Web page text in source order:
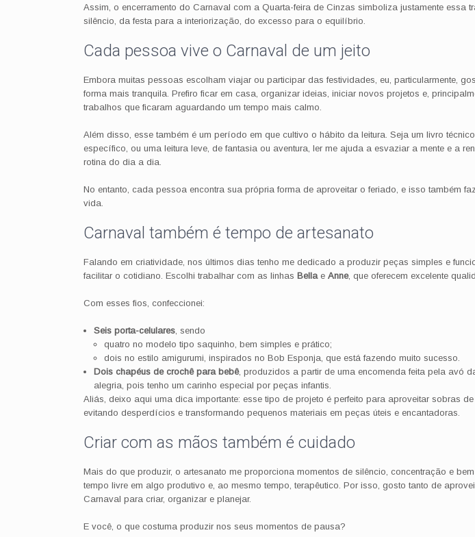
Assim, o encerramento do Carnaval com a Quarta-feira de Cinzas simboliza justamente essa
silêncio, da festa para a interiorização, do excesso para o equilíbrio.
Cada pessoa vive o Carnaval de um jeito
Embora muitas pessoas escolham viajar ou participar das festividades, eu, particularmente,
forma mais tranquila. Prefiro ficar em casa, organizar ideias, iniciar novos projetos e,
trabalhos que ficaram aguardando um tempo mais calmo.
Além disso, esse também é um período em que cultivo o hábito da leitura. Seja um livro
específico, ou uma leitura leve, de fantasia ou aventura, ler me ajuda a esvaziar a mente e a
rotina do dia a dia.
No entanto, cada pessoa encontra sua própria forma de aproveitar o feriado, e isso também
vida.
Carnaval também é tempo de artesanato
Falando em criatividade, nos últimos dias tenho me dedicado a produzir peças simples e
facilitar o cotidiano. Escolhi trabalhar com as linhas Bellae Anne, que oferecem excelente
Com esses fios, confeccionei:
Seis porta-celulares, sendo
quatro no modelo tipo saquinho, bem simples e prático;
dois no estilo amigurumi, inspirados no Bob Esponja, que está fazendo muito sucesso.
Dois chapéus de crochê para bebê, produzidos a partir de uma encomenda feita pela avó
alegria, pois tenho um carinho especial por peças infantis.
Aliás, deixo aqui uma dica importante: esse tipo de projeto é perfeito para aproveitar sobras
evitando desperdícios e transformando pequenos materiais em peças úteis e encantadoras.
Criar com as mãos também é cuidado
Mais do que produzir, o artesanato me proporciona momentos de silêncio, concentração e
tempo livre em algo produtivo e, ao mesmo tempo, terapêutico. Por isso, gosto tanto de
Carnaval para criar, organizar e planejar.
E você, o que costuma produzir nos seus momentos de pausa?